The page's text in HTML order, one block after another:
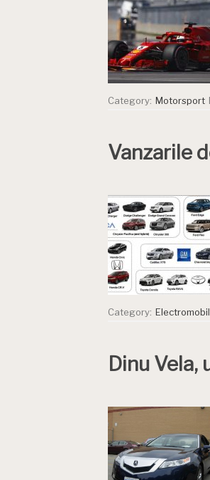
Category: Motorsport
Vanzarile
Category:
Dinu Vela,